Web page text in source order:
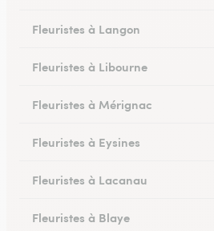
Fleuristes à Langon
Fleuristes à Libourne
Fleuristes à Mérignac
Fleuristes à Eysines
Fleuristes à Lacanau
Fleuristes à Blaye